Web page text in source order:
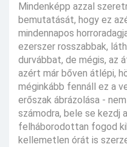
Mindenképp azzal
bemutatását, hogy ez
mindennapos
ezerszer rosszabbak,
durvábbat, de mégis, az
azért már bőven átlépi,
méginkább fennáll ez a
erőszak ábrázolása -
számodra, bele se kezdj
felháborodottan fogod
kellemetlen órát is